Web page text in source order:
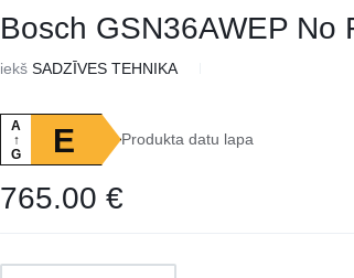
Bosch GSN36AWEP No
iekšSADZĪVES TEHNIKA
A
↑
G
E Produkta datu lapa
765.00€